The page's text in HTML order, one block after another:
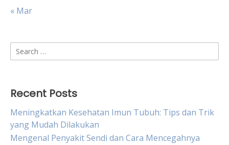
« Mar
Search
for:
Recent Posts
Meningkatkan Kesehatan Imun Tubuh: Tips dan Trik
yang Mudah Dilakukan
Mengenal Penyakit Sendi dan Cara Mencegahnya